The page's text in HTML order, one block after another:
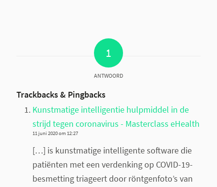
1
ANTWOORD
Trackbacks & Pingbacks
Kunstmatige intelligentie hulpmiddel in de
strijd tegen coronavirus - Masterclass eHealth
11 juni 2020 om 12:27
[…] is kunstmatige intelligente software die
patiënten met een verdenking op COVID-19-
besmetting triageert door röntgenfoto’s van